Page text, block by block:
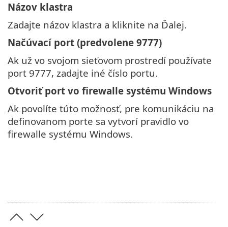
Názov klastra
Zadajte názov klastra a kliknite na Ďalej.
Načúvací port (predvolene 9777)
Ak už vo svojom sieťovom prostredí používate
port 9777, zadajte iné číslo portu.
Otvoriť port vo firewalle systému Windows
Ak povolíte túto možnosť, pre komunikáciu na
definovanom porte sa vytvorí pravidlo vo
firewalle systému Windows.